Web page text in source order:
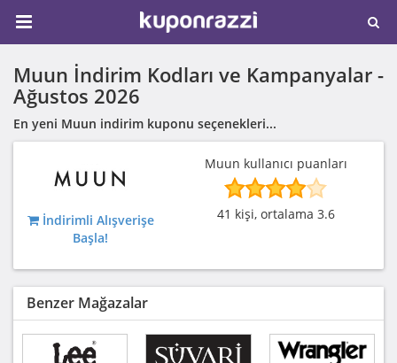
Muun İndirim Kodları ve Kampanyalar -
Ağustos 2026
En yeni Muun indirim kuponu seçenekleri...
İndirimli Alışverişe
Başla!
Muun kullanıcı puanları
41 kişi, ortalama 3.6
Benzer Mağazalar